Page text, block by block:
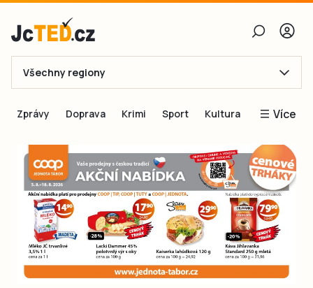
E-mail
Obnovit heslo
Přihlásit se
Přihlásit se přes Facebook
Ještě nemám účet, chci seRegistrovat
Všechny regiony
Zprávy Doprava Krimi Sport Kultura Více
Inspirace
Čtenáři píší
Speciální přílohy
Inzerce